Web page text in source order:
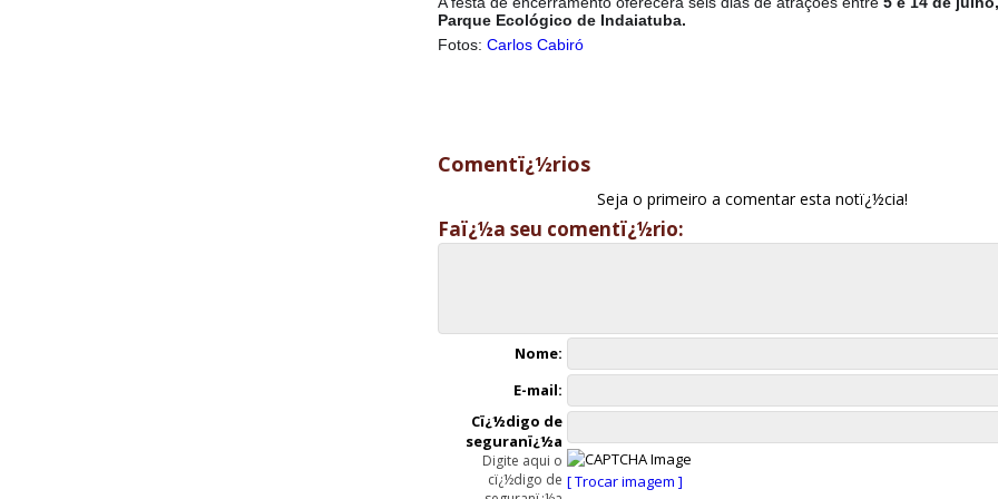
Parque Ecológico de Indaiatuba.
Fotos: Carlos Cabiró
Comentï¿½rios
Seja o primeiro a comentar esta notï¿½cia!
Faï¿½a seu comentï¿½rio:
Nome:
E-mail:
Cï¿½digo de
seguranï¿½a
Digite aqui o
cï¿½digo de [ Trocar imagem ]